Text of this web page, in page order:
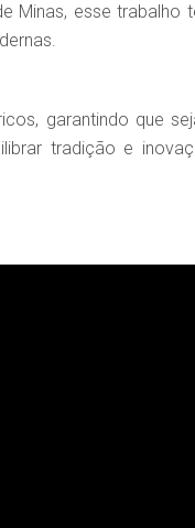
Minas, esse trabalho
garantindo que
tradição e